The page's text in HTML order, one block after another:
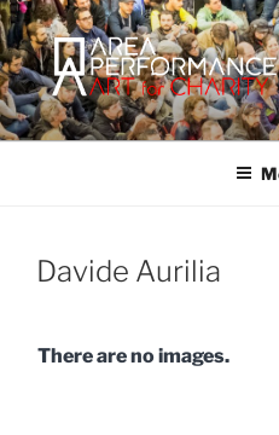
Salta
al
contenuto
AREA
Sito ufficiale della Onlus Area
Davide Aurilia
There are no images.